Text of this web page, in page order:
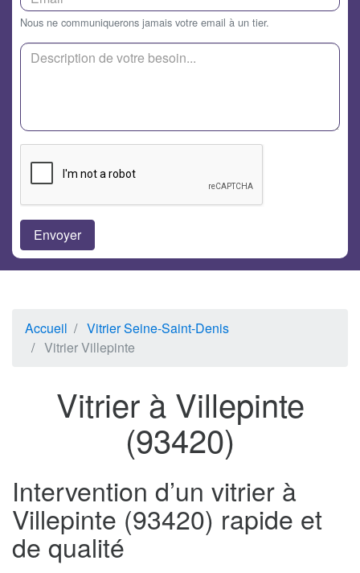
Nous ne communiquerons jamais votre email à un tier.
Accueil
Vitrier Seine-Saint-Denis
Vitrier Villepinte
Vitrier à Villepinte
(93420)
Intervention d’un vitrier à
Villepinte (93420) rapide et
de qualité